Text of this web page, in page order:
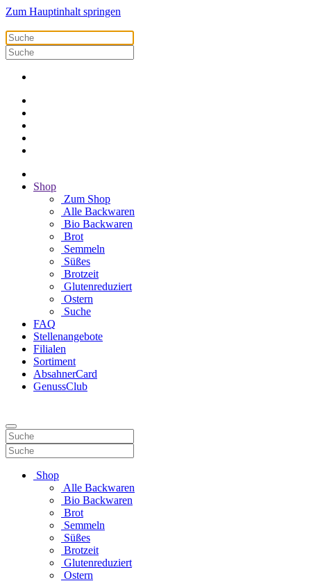
Zum Hauptinhalt springen
Shop
Zum Shop
Alle Backwaren
Bio Backwaren
Brot
Semmeln
Süßes
Brotzeit
Glutenreduziert
Ostern
Suche
FAQ
Stellenangebote
Filialen
Sortiment
AbsahnerCard
GenussClub
Shop
Alle Backwaren
Bio Backwaren
Brot
Semmeln
Süßes
Brotzeit
Glutenreduziert
Ostern